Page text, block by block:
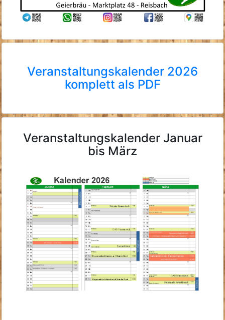
Veranstaltungskalender 2026
komplett als PDF
Veranstaltungskalender Januar
bis März